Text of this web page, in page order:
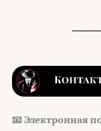
📧 Электронная